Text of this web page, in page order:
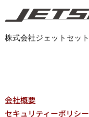
株式会社ジェットセット
会社概要
セキュリティーポリシー